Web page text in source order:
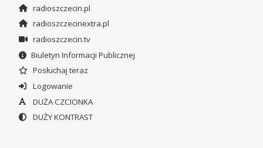
radioszczecin.pl
radioszczecinextra.pl
radioszczecin.tv
Biuletyn Informacji Publicznej
Posłuchaj teraz
Logowanie
DUŻA CZCIONKA
DUŻY KONTRAST